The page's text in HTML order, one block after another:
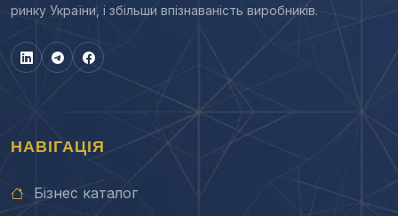
ринку України, і збільши впізнаваність виробників.
НАВІГАЦІЯ
Бізнес каталог